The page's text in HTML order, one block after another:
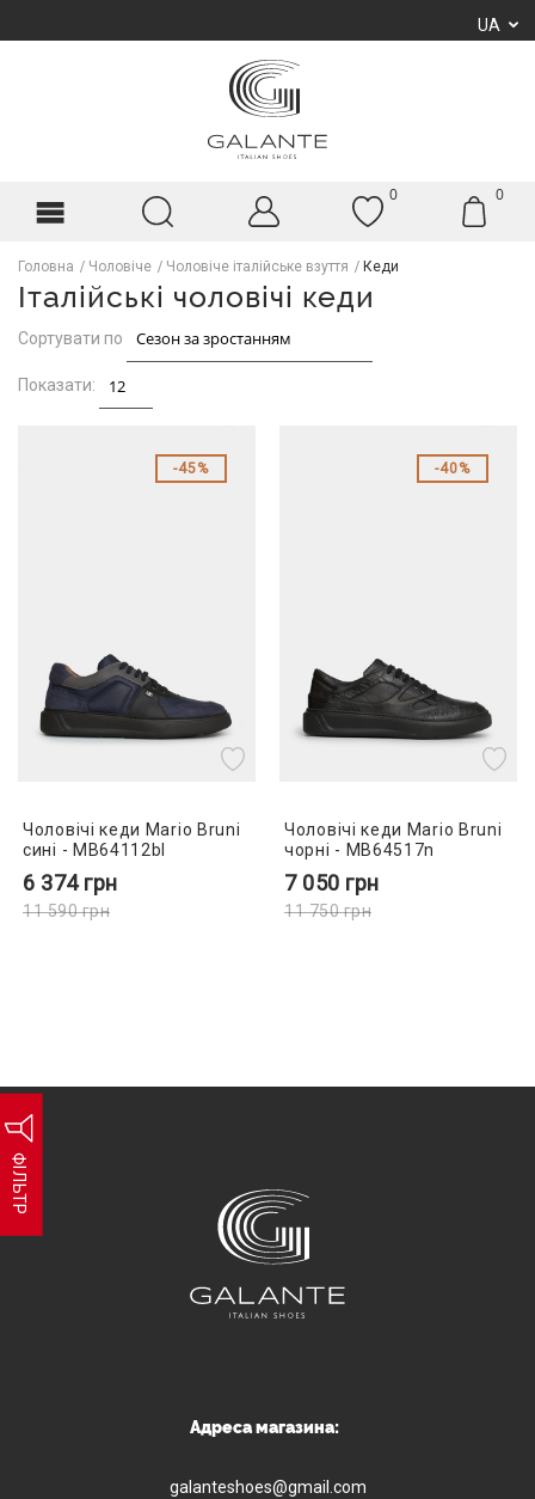
UA
0 0
Головна Чоловіче Чоловіче італійське взуття Кеди
Італійські чоловічі кеди
ФІЛЬТР
Сортувати по
Показати:
45%
Чоловічі кеди Mario Bruni
сині - MB64112bl
6 374грн
11 590грн
40%
Чоловічі кеди Mario Bruni
чорні - MB64517n
7 050 грн
11 750грн
Адреса магазина:
galanteshoes@gmail.com